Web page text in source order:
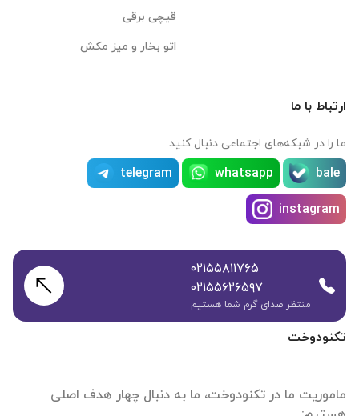
تکنودوخت
ماموریت ما در تکنودوخت، ما به دنبال چهار هدف اصلی
قیچی برقی
اتو بخار و میز مکش
ارتباط با ما
ما را در شبکه‌های اجتماعی دنبال کنید
bale
whatsapp
telegram
instagram
۰۲۱۵۵۸۱۱۷۶۵
۰۲۱۵۵۶۲۶۵۹۷
منتظر صدای گرم شما هستیم